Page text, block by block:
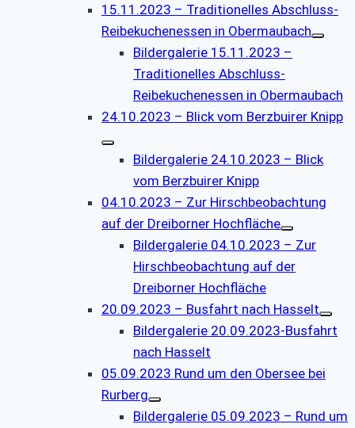
15.11.2023 – Traditionelles Abschluss-
Reibekuchenessen in Obermaubach
Bildergalerie 15.11.2023 –
Traditionelles Abschluss-
Reibekuchenessen in Obermaubach
24.10.2023 – Blick vom Berzbuirer Knipp
Bildergalerie 24.10.2023 – Blick
vom Berzbuirer Knipp
04.10.2023 – Zur Hirschbeobachtung
auf der Dreiborner Hochfläche
Bildergalerie 04.10.2023 – Zur
Hirschbeobachtung auf der
Dreiborner Hochfläche
20.09.2023 – Busfahrt nach Hasselt
Bildergalerie 20.09.2023-Busfahrt
nach Hasselt
05.09.2023 Rund um den Obersee bei
Rurberg
Bildergalerie 05.09.2023 – Rund um